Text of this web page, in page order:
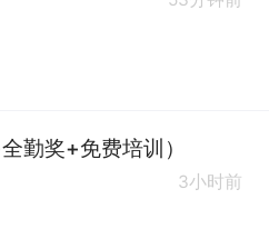
勤奖+免费培训）
3小时前